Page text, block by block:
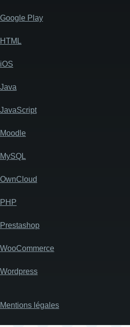
Google Play
HTML
iOS
Java
JavaScript
Moodle
MySQL
OwnCloud
PHP
Prestashop
WooCommerce
Wordpress
Pied
page
Mentions légales